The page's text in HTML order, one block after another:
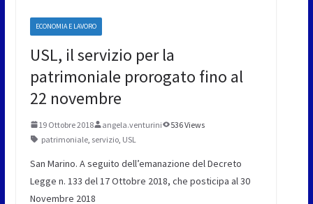
ECONOMIA E LAVORO
USL, il servizio per la
patrimoniale prorogato fino al
22 novembre
19 Ottobre 2018 angela.venturini
536 Views
patrimoniale, servizio, USL
San Marino. A seguito dell’emanazione del Decreto
Legge n. 133 del 17 Ottobre 2018, che posticipa al 30
Novembre 2018